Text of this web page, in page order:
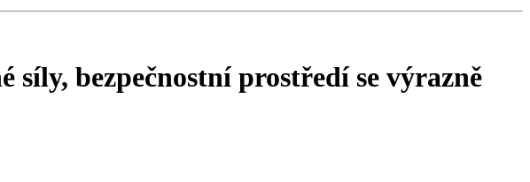
síly, bezpečnostní prostředí se výrazně